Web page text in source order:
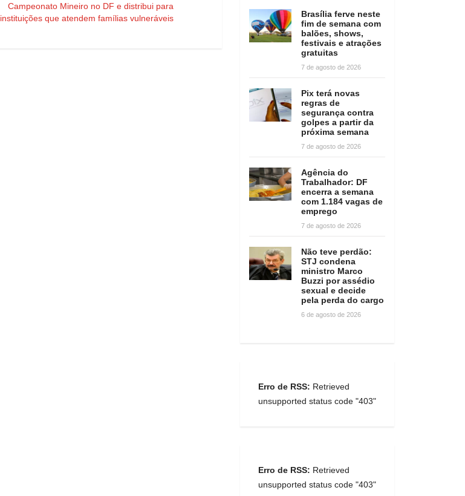
Campeonato Mineiro no DF e distribui para
instituições que atendem famílias vulneráveis
Brasília ferve neste
fim de semana com
balões, shows,
festivais e atrações
gratuitas
7 de agosto de 2026
Pix terá novas
regras de
segurança contra
golpes a partir da
próxima semana
7 de agosto de 2026
Agência do
Trabalhador: DF
encerra a semana
com 1.184 vagas de
emprego
7 de agosto de 2026
Não teve perdão:
STJ condena
ministro Marco
Buzzi por assédio
sexual e decide
pela perda do cargo
6 de agosto de 2026
Erro de RSS: Retrieved
unsupported status code "403"
Erro de RSS: Retrieved
unsupported status code "403"